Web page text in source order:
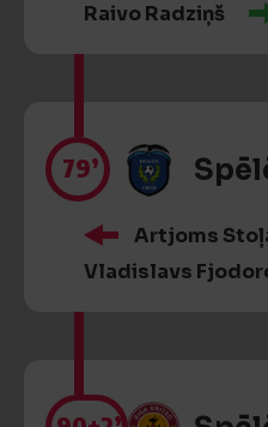
Raivo Radziņš
79’
Artjoms
Vladislavs